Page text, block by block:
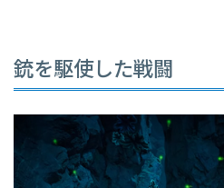
銃を駆使した戦闘